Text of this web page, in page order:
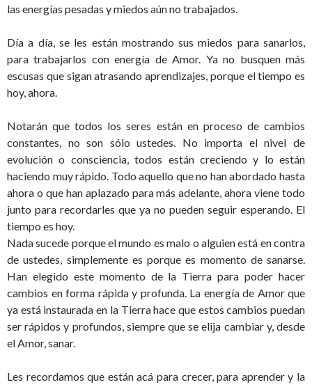
las energías pesadas y miedos aún no trabajados.
Día a día, se les están mostrando sus miedos para sanarlos,
para trabajarlos con energía de Amor. Ya no busquen más
escusas que sigan atrasando aprendizajes, porque el tiempo es
hoy, ahora.
Notarán que todos los seres están en proceso de cambios
constantes, no son sólo ustedes. No importa el nivel de
evolución o consciencia, todos están creciendo y lo están
haciendo muy rápido. Todo aquello que no han abordado hasta
ahora o que han aplazado para más adelante, ahora viene todo
junto para recordarles que ya no pueden seguir esperando. El
tiempo es hoy.
Nada sucede porque el mundo es malo o alguien está en contra
de ustedes, simplemente es porque es momento de sanarse.
Han elegido este momento de la Tierra para poder hacer
cambios en forma rápida y profunda. La energía de Amor que
ya está instaurada en la Tierra hace que estos cambios puedan
ser rápidos y profundos, siempre que se elija cambiar y, desde
el Amor, sanar.
Les recordamos que están acá para crecer, para aprender y la